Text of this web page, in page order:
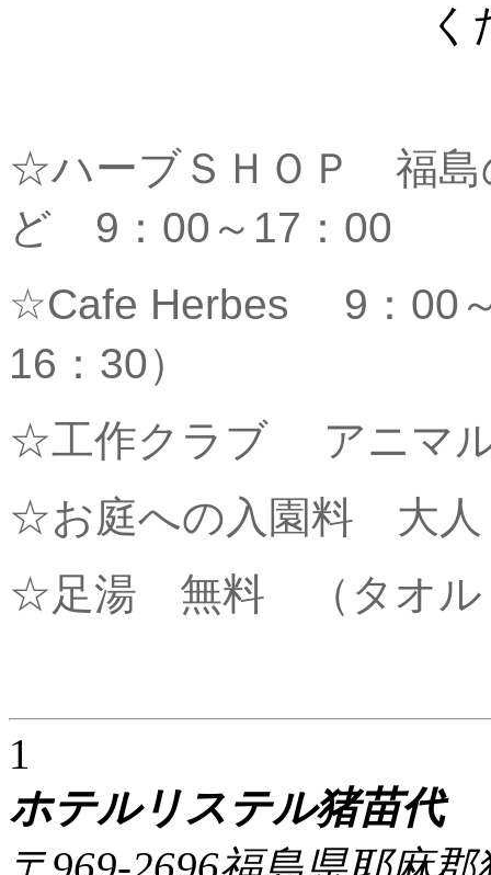
く
☆ハーブＳＨＯＰ 福島
ど 9：
☆Cafe Herbes 9：00
16：30）
☆工作クラブ アニマ
☆お庭への入園料 大
☆足湯 無料 （タオ
1
ホテルリステル猪苗代